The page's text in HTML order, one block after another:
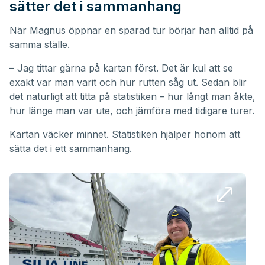
sätter det i sammanhang
När Magnus öppnar en sparad tur börjar han alltid på
samma ställe.
– Jag tittar gärna på kartan först. Det är kul att se
exakt var man varit och hur rutten såg ut. Sedan blir
det naturligt att titta på statistiken – hur långt man åkte,
hur länge man var ute, och jämföra med tidigare turer.
Kartan väcker minnet. Statistiken hjälper honom att
sätta det i ett sammanhang.